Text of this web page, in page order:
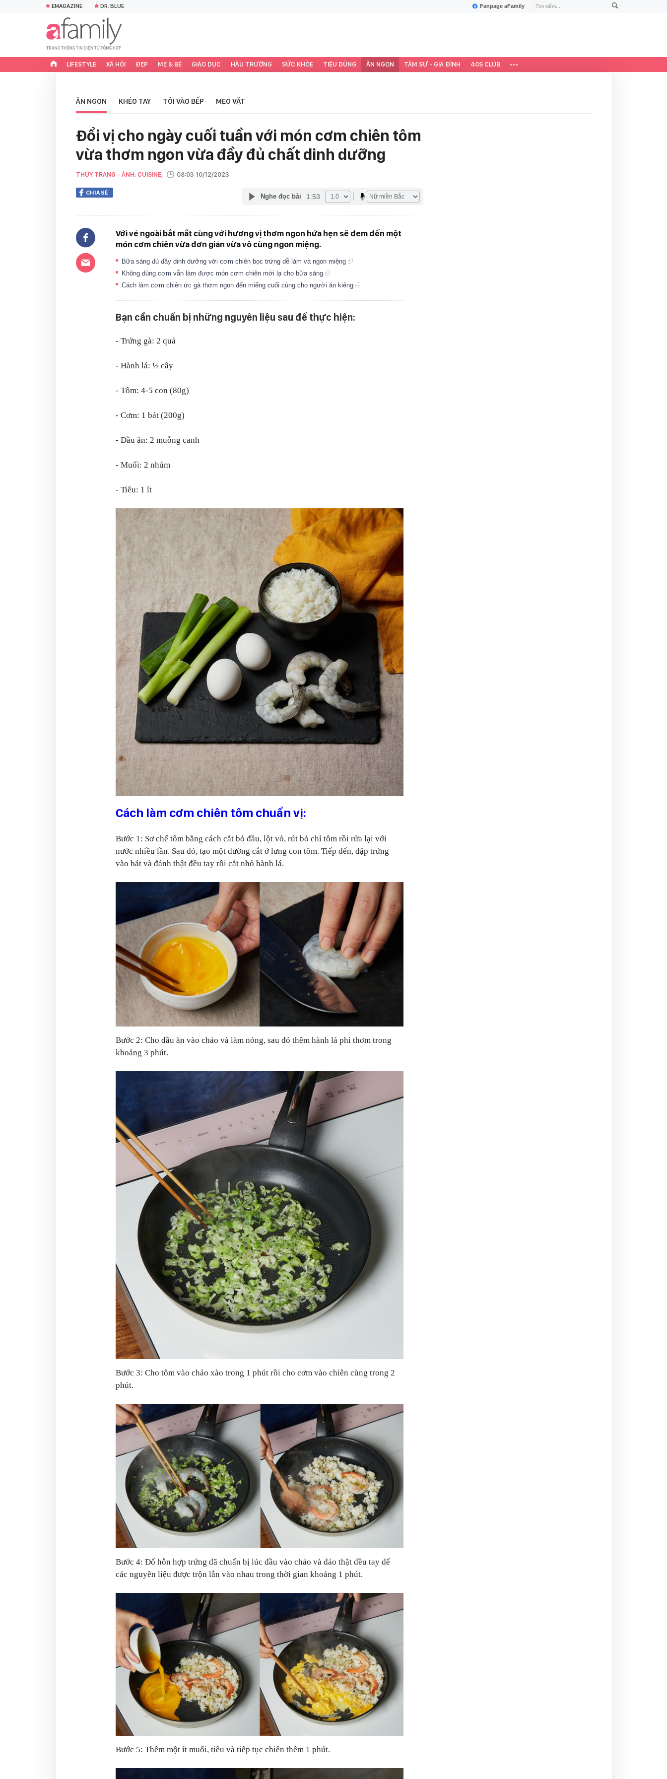
Fanpage aFamily
EMAGAZINE DR. BLUE
LIFESTYLE XÃ HỘI ĐẸP MẸ & BÉ GIÁO DỤC HẬU TRƯỜNG SỨC KHỎE TIÊU DÙNG ĂN NGON TÂM SỰ - GIA ĐÌNH 40S CLUB
ĂN NGON KHÉO TAY TÔI VÀO BẾP MẸO VẶT
Đổi vị cho ngày cuối tuần với món cơm chiên tôm
vừa thơm ngon vừa đầy đủ chất dinh dưỡng
THÙY TRANG - ẢNH: CUISINE, 08:03 10/12/2023
CHIA SẺ Nghe đọc bài 1:53
Với vẻ ngoài bắt mắt cùng với hương vị thơm ngon hứa hẹn sẽ đem đến một
món cơm chiên vừa đơn giản vừa vô cùng ngon miệng.
Bữa sáng đủ đầy dinh dưỡng với cơm chiên bọc trứng dễ làm và ngon miệng
Không dùng cơm vẫn làm được món cơm chiên mới lạ cho bữa sáng
Cách làm cơm chiên ức gà thơm ngon đến miếng cuối cùng cho người ăn kiêng
Bạn cần chuẩn bị những nguyên liệu sau để thực hiện:
- Trứng gà: 2 quả
- Hành lá: ½ cây
- Tôm: 4-5 con (80g)
- Cơm: 1 bát (200g)
- Dầu ăn: 2 muỗng canh
- Muối: 2 nhúm
- Tiêu: 1 ít
Cách làm cơm chiên tôm chuẩn vị:
Bước 1: Sơ chế tôm bằng cách cắt bỏ đầu, lột vỏ, rút bỏ chỉ tôm rồi rửa lại với
nước nhiều lần. Sau đó, tạo một đường cắt ở lưng con tôm. Tiếp đến, đập trứng
vào bát và đánh thật đều tay rồi cắt nhỏ hành lá.
Bước 2: Cho dầu ăn vào chảo và làm nóng, sau đó thêm hành lá phi thơm trong
khoảng 3 phút.
Bước 3: Cho tôm vào chảo xào trong 1 phút rồi cho cơm vào chiên cùng trong 2
phút.
Bước 4: Đổ hỗn hợp trứng đã chuẩn bị lúc đầu vào chảo và đảo thật đều tay để
các nguyên liệu được trộn lẫn vào nhau trong thời gian khoảng 1 phút.
Bước 5: Thêm một ít muối, tiêu và tiếp tục chiên thêm 1 phút.